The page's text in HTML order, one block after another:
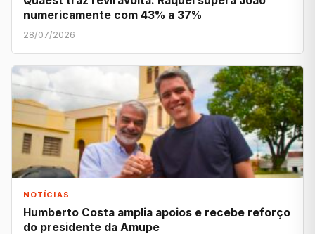
numericamente com 43% a 37%
28/07/2026
NOTÍCIAS
Humberto Costa amplia apoios e recebe reforço
do presidente da Amupe